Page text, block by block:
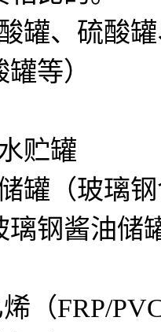
罐、硫酸
等）
贮罐
罐（玻璃
璃钢酱油储
（FRP/